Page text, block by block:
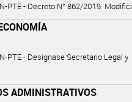
PTE - Decreto N° 862/2019.
PTE - Desígnase Secretario Legal y
ADMINISTRATIVOS